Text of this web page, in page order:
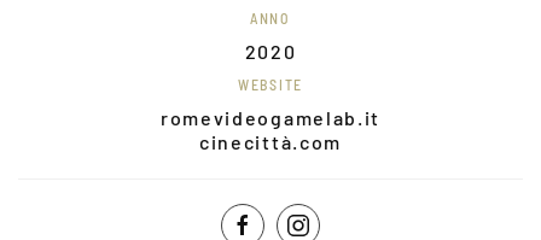
ANNO
2020
WEBSITE
romevideogamelab.it
cinecittà.com